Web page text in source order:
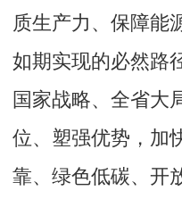
质生产力、保障能
如期实现的必然路
国家战略、全省大
位、塑强优势，加
靠、绿色低碳、开